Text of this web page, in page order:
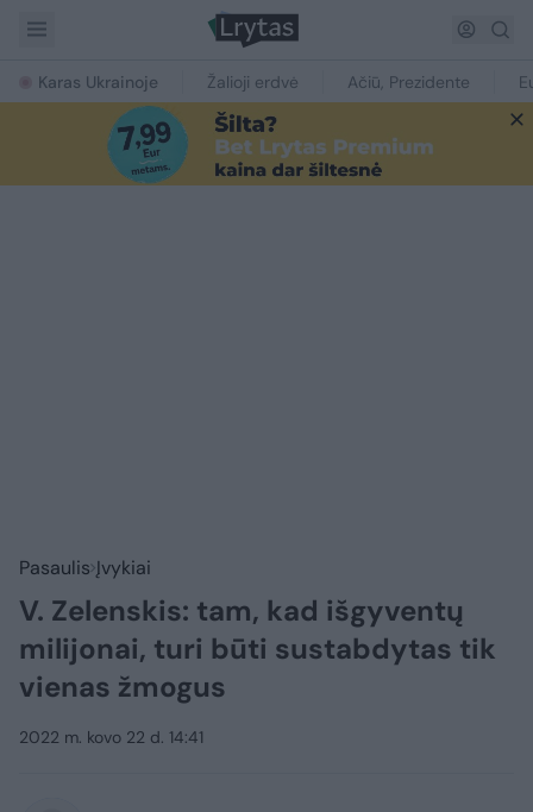
Karas Ukrainoje Žalioji erdvė Ačiū, Prezidente
Pasaulis Įvykiai
V. Zelenskis: tam, kad išgyventų
milijonai, turi būti sustabdytas tik
vienas žmogus
2022 m. kovo 22 d. 14:41